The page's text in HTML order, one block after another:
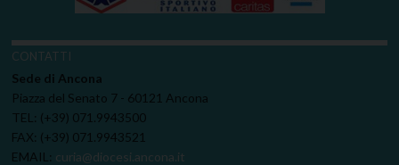
CONTATTI
Sede di Ancona
Piazza del Senato 7 - 60121 Ancona
TEL: (+39) 071.9943500
FAX: (+39) 071.9943521
EMAIL: curia@diocesi.ancona.it